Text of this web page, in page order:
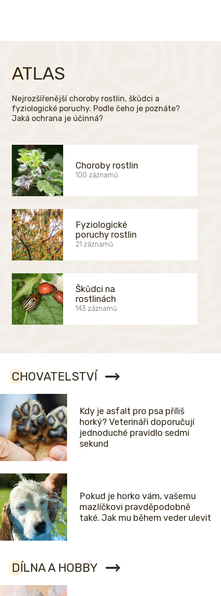
ATLAS
Nejrozšířenější choroby rostlin, škůdci a
fyziologické poruchy. Podle čeho je poznáte?
Jaká ochrana je účinná?
Choroby rostlin
100 záznamů
Fyziologické
poruchy rostlin
21 záznamů
Škůdci na
rostlinách
143 záznamů
CHOVATELSTVÍ
Kdy je asfalt pro psa příliš
horký? Veterináři doporučují
jednoduché pravidlo sedmi
sekund
Pokud je horko vám, vašemu
mazlíčkovi pravděpodobně
také. Jak mu během veder ulevit
DÍLNA A HOBBY